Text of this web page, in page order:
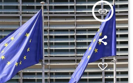
insert_link